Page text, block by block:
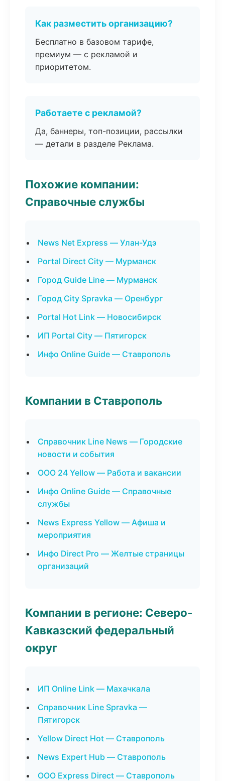
Как разместить организацию?
Бесплатно в базовом тарифе,
премиум — с рекламой и
приоритетом.
Работаете с рекламой?
Да, баннеры, топ-позиции, рассылки
— детали в разделе Реклама.
Похожие компании:
Справочные службы
News Net Express — Улан-Удэ
Portal Direct City — Мурманск
Город Guide Line — Мурманск
Город City Spravka — Оренбург
Portal Hot Link — Новосибирск
ИП Portal City — Пятигорск
Инфо Online Guide — Ставрополь
Компании в Ставрополь
Справочник Line News — Городские
новости и события
ООО 24 Yellow — Работа и вакансии
Инфо Online Guide — Справочные
службы
News Express Yellow — Афиша и
мероприятия
Инфо Direct Pro — Желтые страницы
организаций
Компании в регионе: Северо-
Кавказский федеральный
округ
ИП Online Link — Махачкала
Справочник Line Spravka —
Пятигорск
Yellow Direct Hot — Ставрополь
News Expert Hub — Ставрополь
ООО Express Direct — Ставрополь